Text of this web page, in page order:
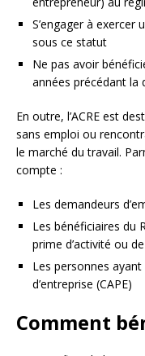
S’engager à exercer
sous ce statut
Ne pas avoir
années précédant la
En outre, l’ACRE est
sans emploi ou
le marché du travail.
compte :
Les demandeurs
Les bénéficiaires du
prime d’activité ou
Les personnes
d’entreprise (CAPE)
Comment